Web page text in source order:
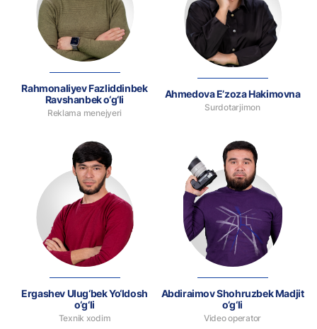
Rahmonaliyev Fazliddinbek
Ravshanbek o‘g‘li
Reklama menejyeri
Ahmedova E’zoza Hakimovna
Surdotarjimon
Ergashev Ulug‘bek Yo‘ldosh
o‘g‘li
Texnik xodim
Abdiraimov Shohruzbek Madjit
o‘g‘li
Video operator